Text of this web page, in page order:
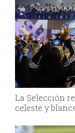
La Selección
celeste y